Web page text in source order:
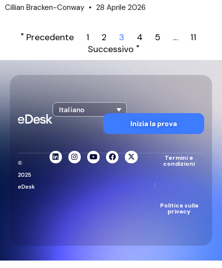
Cillian Bracken-Conway 28 Aprile 2026
" Precedente 1 2 3 4 5 …
11
Successivo "
Italiano
Inizia la prova
©
2025
eDesk
Termini e
condizioni
|
Politica sulla
privacy